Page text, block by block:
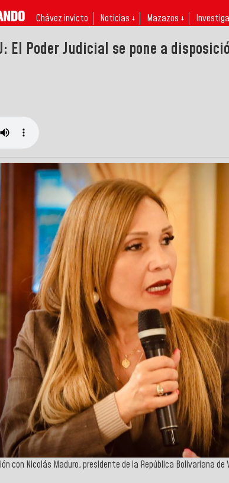
Chávez invicto Noticias ↓ Mazazos ↓
El Poder Judicial se pone a
con Nicolás Maduro, presidente de la República Bolivariana de